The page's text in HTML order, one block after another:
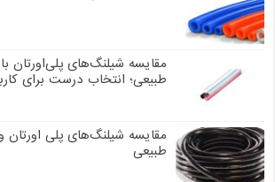
مقایسه شیلنگ‌های پلی‌اورتان
طبیعی؛ انتخاب درست برای
مقایسه شیلنگ‌های پلی
طبیعی